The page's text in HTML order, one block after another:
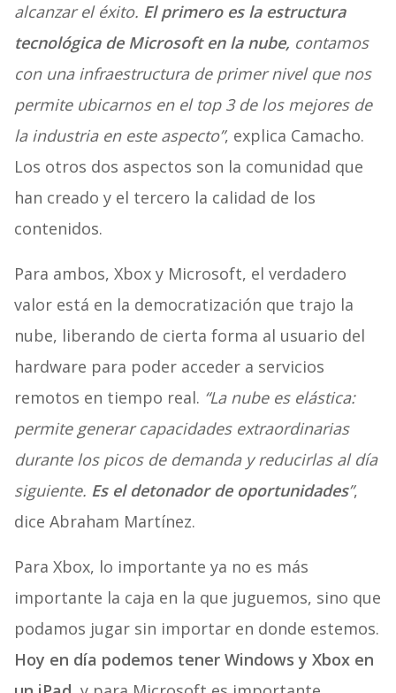
alcanzar el éxito. El primero es la estructura
tecnológica de Microsoft en la nube, contamos
con una infraestructura de primer nivel que nos
permite ubicarnos en el top 3 de los mejores de
la industria en este aspecto”, explica Camacho.
Los otros dos aspectos son la comunidad que
han creado y el tercero la calidad de los
contenidos.
Para ambos, Xbox y Microsoft, el verdadero
valor está en la democratización que trajo la
nube, liberando de cierta forma al usuario del
hardware para poder acceder a servicios
remotos en tiempo real. “La nube es elástica:
permite generar capacidades extraordinarias
durante los picos de demanda y reducirlas al día
siguiente. Es el detonador de oportunidades”,
dice Abraham Martínez.
Para Xbox, lo importante ya no es más
importante la caja en la que juguemos, sino que
podamos jugar sin importar en donde estemos.
Hoy en día podemos tener Windows y Xbox en